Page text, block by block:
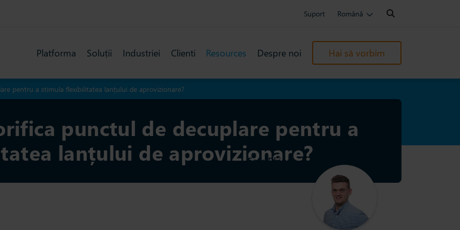
Suport Română
Search:
Platforma Soluții Industriei Clienti Resources Despre noi Hai să vorbim
pentru a stimula flexibilitatea lanțului de aprovizionare?
punctul de decuplare pentru a
lanțului de aprovizionare?
Sam Phipps